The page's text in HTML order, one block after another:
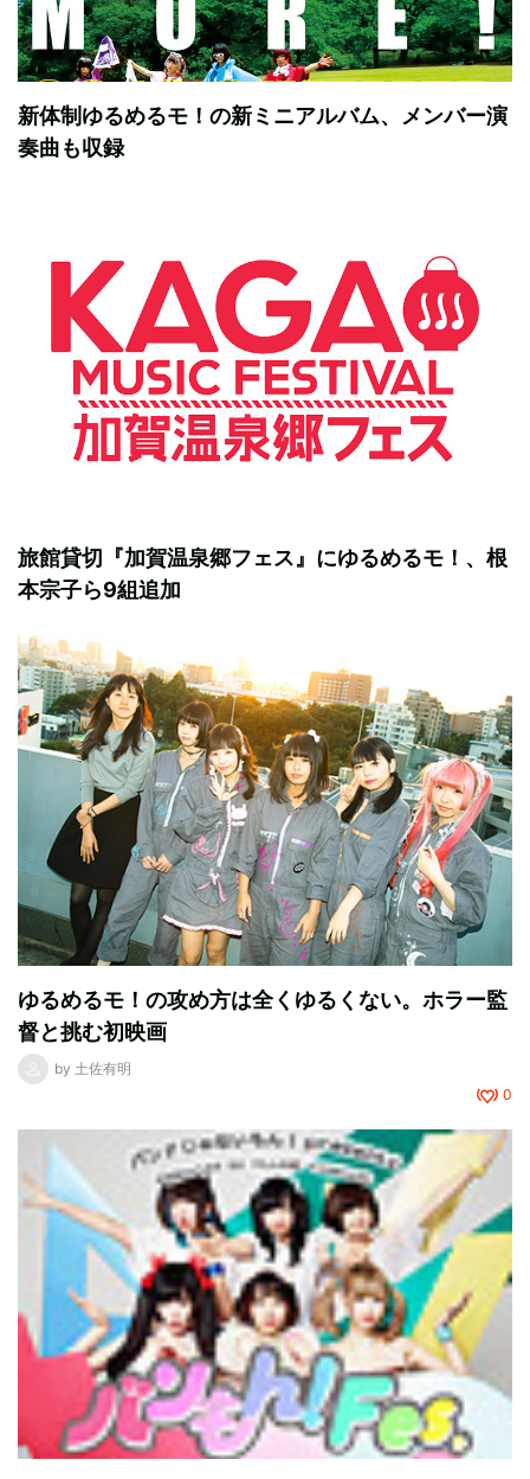
新体制ゆるめるモ！の新ミニアルバム、メンバー演
奏曲も収録
旅館貸切『加賀温泉郷フェス』にゆるめるモ！、根
本宗子ら9組追加
ゆるめるモ！の攻め方は全くゆるくない。ホラー監
督と挑む初映画
by 土佐有明
0